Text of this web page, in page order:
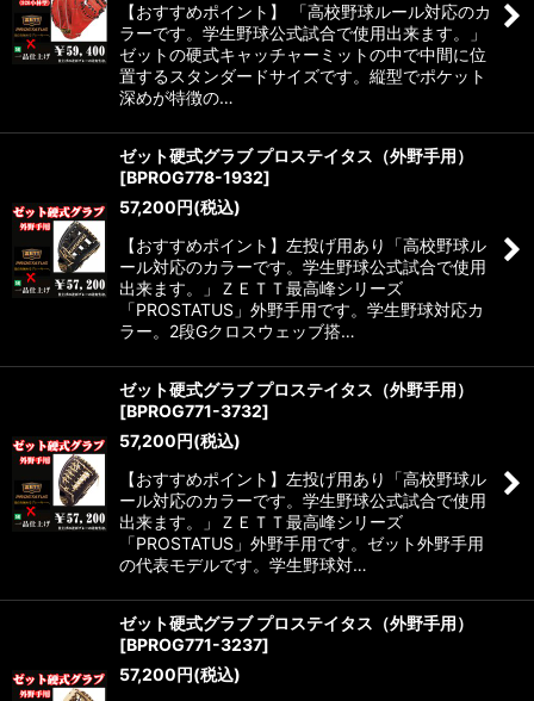
【おすすめポイント】 「高校野球ルール対応のカ
ラーです。学生野球公式試合で使用出来ます。」
ゼットの硬式キャッチャーミットの中で中間に位
置するスタンダードサイズです。縦型でポケット
深めが特徴の…
ゼット硬式グラブ プロステイタス（外野手用）
[BPROG778-1932]
57,200円(税込)
【おすすめポイント】左投げ用あり「高校野球ル
ール対応のカラーです。学生野球公式試合で使用
出来ます。」ＺＥＴＴ最高峰シリーズ
「PROSTATUS」外野手用です。学生野球対応カ
ラー。2段Gクロスウェッブ搭…
ゼット硬式グラブ プロステイタス（外野手用）
[BPROG771-3732]
57,200円(税込)
【おすすめポイント】左投げ用あり「高校野球ル
ール対応のカラーです。学生野球公式試合で使用
出来ます。」ＺＥＴＴ最高峰シリーズ
「PROSTATUS」外野手用です。ゼット外野手用
の代表モデルです。学生野球対…
ゼット硬式グラブ プロステイタス（外野手用）
[BPROG771-3237]
57,200円(税込)